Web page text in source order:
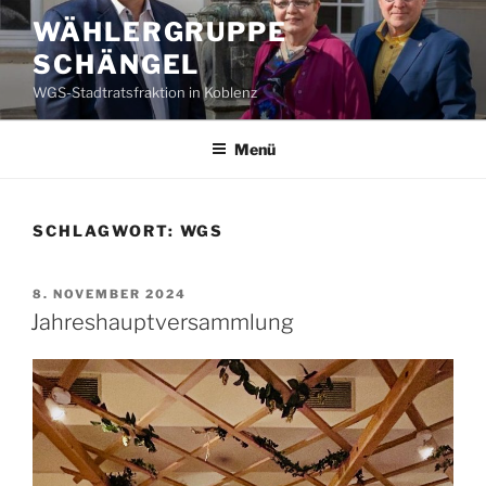
Zum
Inhalt
springen
WÄHLERGRUPPE
SCHÄNGEL
WGS-Stadtratsfraktion in Koblenz
Menü
SCHLAGWORT: WGS
VERÖFFENTLICHT
AM
8. NOVEMBER 2024
Jahreshauptversammlung